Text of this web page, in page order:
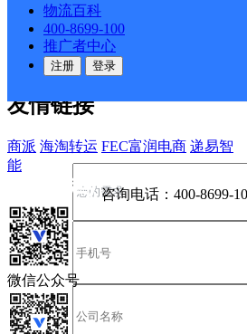
物流百科
400-8699-100
推广者中心
注册 登录
公司介绍 企业动态
合作伙伴 快递鸟接口服务协议
户隐私政策
友情链接
商派 海淘转运 FEC富润电商 递易智
能
咨询电话： 400-8699-
微信公众号